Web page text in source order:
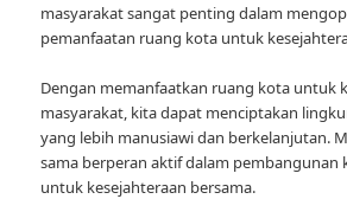
masyarakat sangat penting dalam
pemanfaatan ruang kota untuk
Dengan memanfaatkan ruang kota untuk
masyarakat, kita dapat menciptakan
yang lebih manusiawi dan berkelanjutan.
sama berperan aktif dalam pembangunan
untuk kesejahteraan bersama.